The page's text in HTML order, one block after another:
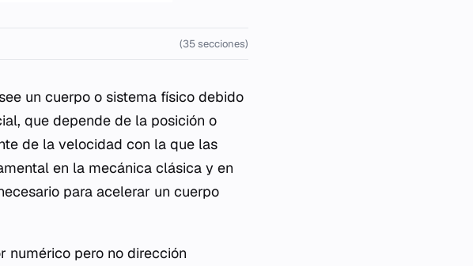
(35 secciones)
un cuerpo o sistema físico debido
que depende de la posición o
de la velocidad con la que las
en la mecánica clásica y en
para acelerar un cuerpo
numérico pero no dirección